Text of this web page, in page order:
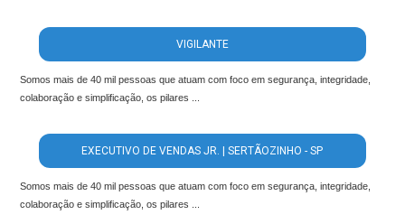
VIGILANTE
Somos mais de 40 mil pessoas que atuam com foco em segurança, integridade,
colaboração e simplificação, os pilares ...
EXECUTIVO DE VENDAS JR. | SERTÃOZINHO - SP
Somos mais de 40 mil pessoas que atuam com foco em segurança, integridade,
colaboração e simplificação, os pilares ...